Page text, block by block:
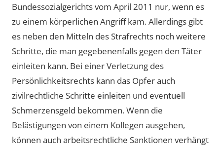
Bundessozialgerichts vom April 2011 nur, wenn es
zu einem körperlichen Angriff kam. Allerdings gibt
es neben den Mitteln des Strafrechts noch weitere
Schritte, die man gegebenenfalls gegen den Täter
einleiten kann. Bei einer Verletzung des
Persönlichkeitsrechts kann das Opfer auch
zivilrechtliche Schritte einleiten und eventuell
Schmerzensgeld bekommen. Wenn die
Belästigungen von einem Kollegen ausgehen,
können auch arbeitsrechtliche Sanktionen verhängt